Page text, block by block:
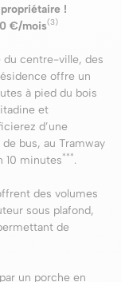
!
€/mois(3)
du centre-ville, des
offre un
à pied du bois
et
d’une
bus, au Tramway
10 minutes***.
des volumes
sous plafond,
de
un porche en